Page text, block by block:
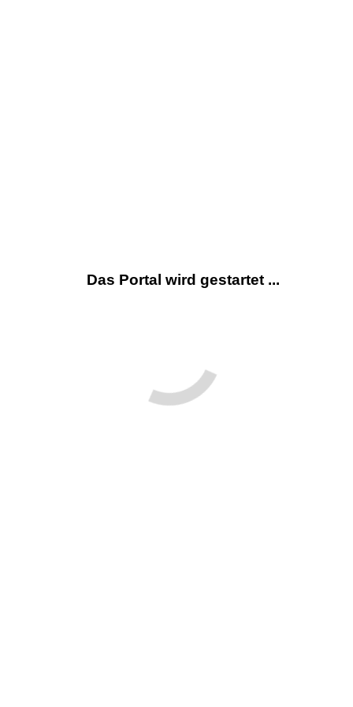
Das Portal wird gestartet ...